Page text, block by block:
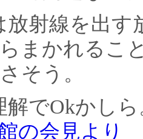
放射線を出す
まかれるこ
そう。
解でOkかし
の会見より